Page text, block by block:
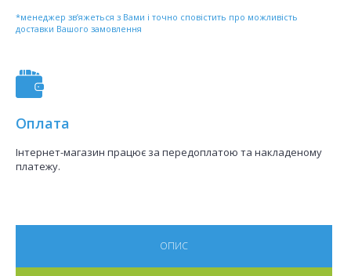
*менеджер зв’яжеться з Вами і точно сповістить про можливість
доставки Вашого замовлення
Оплата
Інтернет-магазин працює за передоплатою та накладеному
платежу.
ОПИС